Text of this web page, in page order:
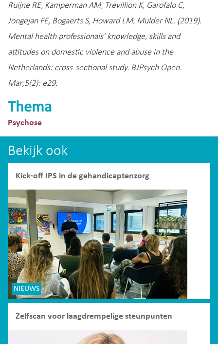
Ruijne RE, Kamperman AM, Trevillion K, Garofalo C,
Jongejan FE, Bogaerts S, Howard LM, Mulder NL. (2019).
Mental health professionals’ knowledge, skills and
attitudes on domestic violence and abuse in the
Netherlands: cross-sectional study. BJPsych Open.
Mar;5(2): e29.
Thema
Psychose
Bekijk ook
Kick-off IPS in de gehandicaptenzorg
NIEUWS
Zelfscan voor laagdrempelige steunpunten